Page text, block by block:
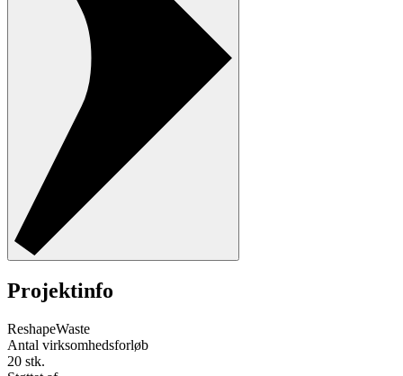
Projektinfo
ReshapeWaste
Antal virksomhedsforløb
20 stk.